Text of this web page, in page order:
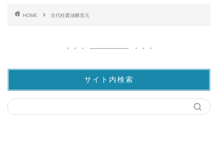
HOME 古代柱醤油醸造元
サイト内検索